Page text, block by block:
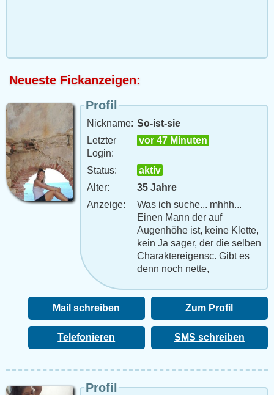
Neueste Fickanzeigen:
Profil
Nickname: So-ist-sie
Letzter
Login:
vor 47 Minuten
Status:
aktiv
Alter:
35 Jahre
Anzeige:
Was ich suche... mhhh...
Einen Mann der auf
Augenhöhe ist, keine Klette,
kein Ja sager, der die selben
Charaktereigensc. Gibt es
denn noch nette,
und ehrliche Männer für eine
harmonische und liebevolle
Bez
Zum Profil
Mail schreiben
SMS schreiben
Telefonieren
Profil